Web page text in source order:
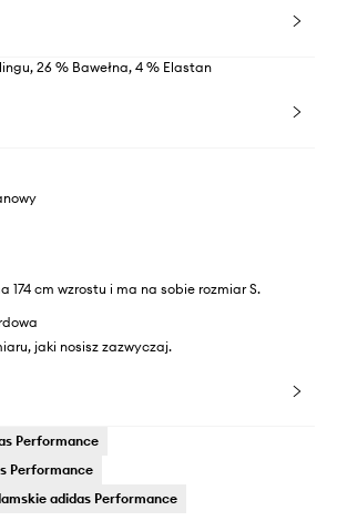
26 % Bawełna, 4 % Elastan
174 cm wzrostu i ma na sobie rozmiar S.
jaki nosisz zazwyczaj.
Performance
Performance
adidas Performance